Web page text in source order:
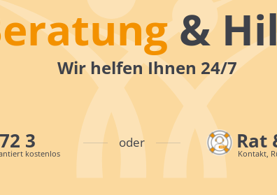
&
Wir helfen Ihnen 24/7
3
kostenlos
oder Rat
Kontakt,